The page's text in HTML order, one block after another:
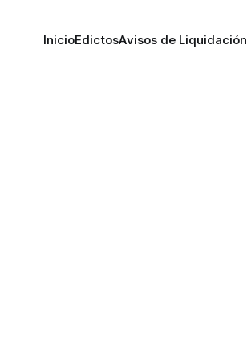
InicioEdictosAvisos de Liquidación